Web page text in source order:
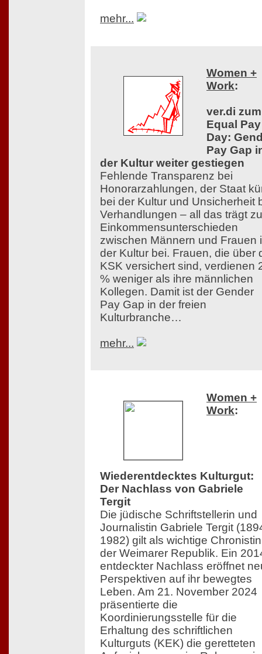
mehr...
Women +
Work:
ver.di zum
Equal Pay
Day:
Pay Gap
der Kultur weiter gestiegen
Fehlende Transparenz bei
Honorarzahlungen, der Staat
bei der Kultur und Unsicherheit
Verhandlungen – all das trägt zu
Einkommensunterschieden
zwischen Männern und Frauen
der Kultur bei. Frauen, die über
KSK versichert sind, verdienen
% weniger als ihre männlichen
Kollegen. Damit ist der Gender
Pay Gap in der freien
Kulturbranche…
mehr...
Women +
Work:
Wiederentdecktes Kulturgut:
Der Nachlass von Gabriele
Tergit
Die jüdische Schriftstellerin und
Journalistin Gabriele Tergit
1982) gilt als wichtige Chronistin
der Weimarer Republik. Ein
entdeckter Nachlass eröffnet
Perspektiven auf ihr bewegtes
Leben. Am 21. November 2024
präsentierte die
Koordinierungsstelle für die
Erhaltung des schriftlichen
Kulturguts (KEK) die geretteten